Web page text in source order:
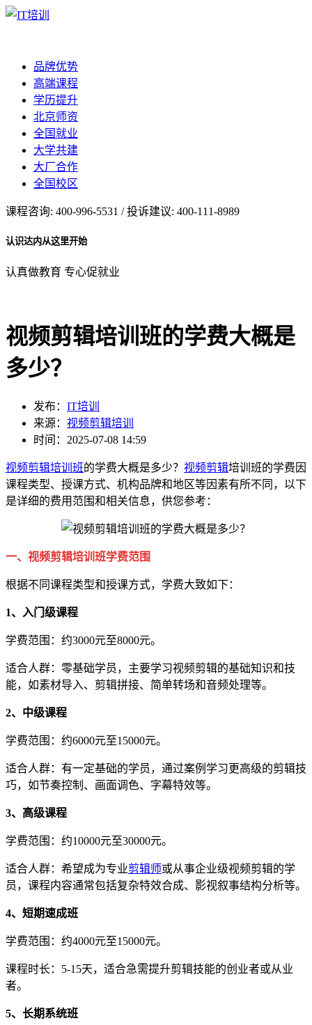
品牌优势
高端课程
学历提升
北京师资
全国就业
大学共建
大厂合作
全国校区
课程咨询: 400-996-5531 / 投诉建议: 400-111-8989
认识达内从这里开始
认真做教育 专心促就业
视频剪辑培训班的学费大概是
多少？
发布： IT培训
来源： 视频剪辑培训
时间：2025-07-08 14:59
视频剪辑培训班的学费大概是多少？ 视频剪辑培训班的学费因
课程类型、授课方式、机构品牌和地区等因素有所不同，以下
是详细的费用范围和相关信息，供您参考：
一、视频剪辑培训班学费范围
根据不同课程类型和授课方式，学费大致如下：
1、入门级课程
学费范围：约3000元至8000元。
适合人群：零基础学员，主要学习视频剪辑的基础知识和技
能，如素材导入、剪辑拼接、简单转场和音频处理等。
2、中级课程
学费范围：约6000元至15000元。
适合人群：有一定基础的学员，通过案例学习更高级的剪辑技
巧，如节奏控制、画面调色、字幕特效等。
3、高级课程
学费范围：约10000元至30000元。
适合人群：希望成为专业剪辑师或从事企业级视频剪辑的学
员，课程内容通常包括复杂特效合成、影视叙事结构分析等。
4、短期速成班
学费范围：约4000元至15000元。
课程时长：5-15天，适合急需提升剪辑技能的创业者或从业
者。
5、长期系统班